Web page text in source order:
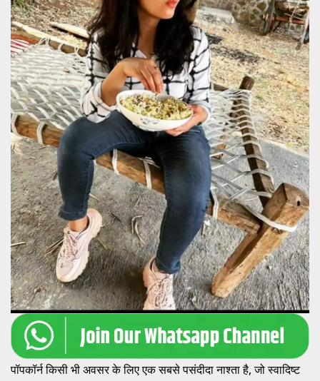
पॉपकॉर्न किसी भी अवसर के लिए एक सबसे पसंदीदा नाश्ता है, जो स्वादिष्ट